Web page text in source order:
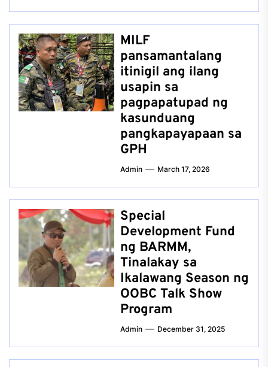
MILF
pansamantalang
itinigil ang ilang
usapin sa
pagpapatupad ng
kasunduang
pangkapayapaan sa
GPH
Admin March 17, 2026
Special
Development Fund
ng BARMM,
Tinalakay sa
Ikalawang Season ng
OOBC Talk Show
Program
Admin December 31, 2025